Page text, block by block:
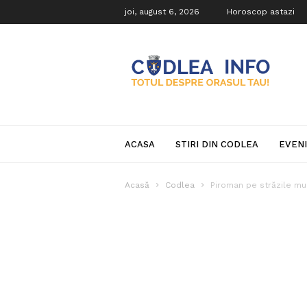
joi, august 6, 2026 Horoscop astazi
Info
ACASA STIRI DIN CODLEA
Acasă Codlea Piroman pe străzile